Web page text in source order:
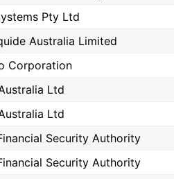
Pty Ltd
Australia Limited
Corporation
Ltd
Ltd
Security Authority
Security Authority